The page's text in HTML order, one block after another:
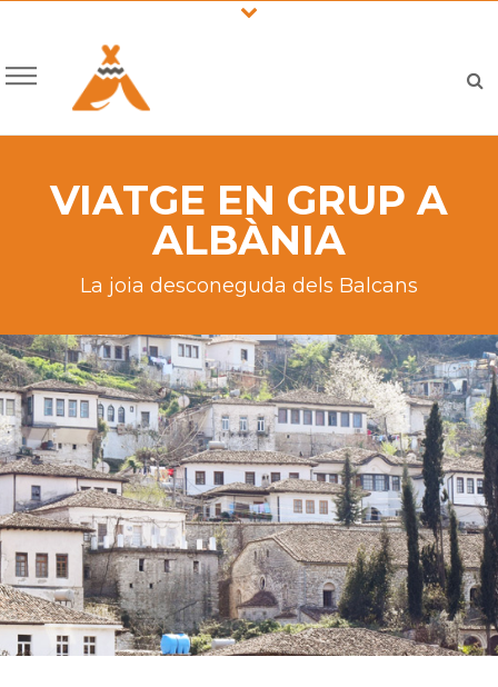
VIATGE EN GRUP A
ALBÀNIA
La joia desconeguda dels Balcans